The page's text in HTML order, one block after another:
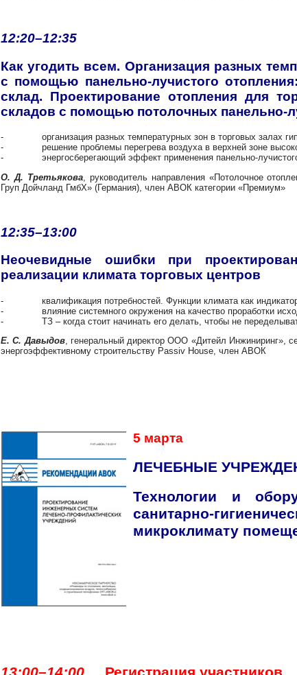
12:20–12:35
Как угодить всем. Организация разных
с помощью панельно-лучистого
склад. Проектирование отопления для
складов с помощью потолочных панельно-
- организация разных температурных зон в торговых залах
- решение проблемы перегрева воздуха в верхней зоне
- энергосберегающий эффект применения панельно-лучистого
О. Д. Третьякова, руководитель направления «Потолочное
Груп Дойчланд ГмбХ» (Германия), член АВОК категории «Премиум»
12:35–13:00
Неочевидные ошибки при
реализации климата торговых центров
- квалификация потребностей. Функции климата как
- влияние системного окружения на качество проработки
- ТЗ – когда стоит начинать его делать, чтобы не
Е. С. Давыдов, генеральный директор ООО «Дитейл Инжиниринг»,
энергоэффективному строительству Passiv House, член АВОК
5 марта
ЛЕЧЕБНЫЕ
Технологии и
санитарно-
микроклимату